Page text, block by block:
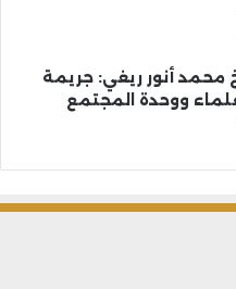
محمد أنور ريغي: جريمة
ووحدة المجتمع